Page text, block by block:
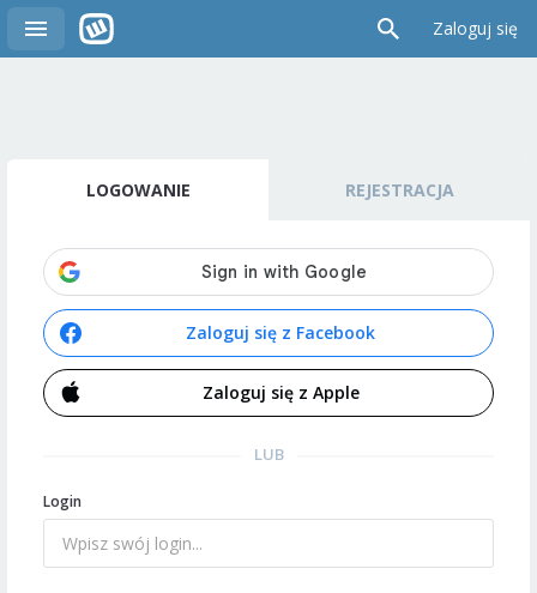
Zaloguj się
LOGOWANIE REJESTRACJA
Zaloguj się z Facebook
Zaloguj się z Apple
LUB
Login